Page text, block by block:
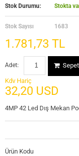
Stok Durumu: Stokta
Stok Sayısı 1683
1.781,73 TL
Adet:
Kdv Hariç
32,20 USD
4MP 42 Led Dış Mekan
Ürün Kodu